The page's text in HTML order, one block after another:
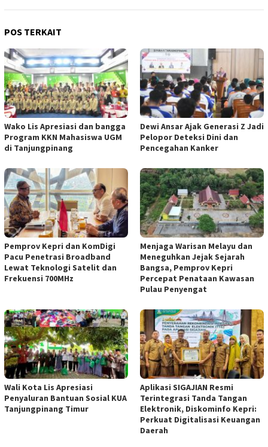
POS TERKAIT
Wako Lis Apresiasi dan bangga
Program KKN Mahasiswa UGM
di Tanjungpinang
Dewi Ansar Ajak Generasi Z Jadi
Pelopor Deteksi Dini dan
Pencegahan Kanker
Pemprov Kepri dan KomDigi
Pacu Penetrasi Broadband
Lewat Teknologi Satelit dan
Frekuensi 700MHz
Menjaga Warisan Melayu dan
Meneguhkan Jejak Sejarah
Bangsa, Pemprov Kepri
Percepat Penataan Kawasan
Pulau Penyengat
Wali Kota Lis Apresiasi
Penyaluran Bantuan Sosial KUA
Tanjungpinang Timur
Aplikasi SIGAJIAN Resmi
Terintegrasi Tanda Tangan
Elektronik, Diskominfo Kepri:
Perkuat Digitalisasi Keuangan
Daerah